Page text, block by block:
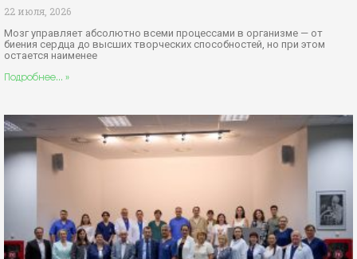
22 июля, 2026
Мозг управляет абсолютно всеми процессами в организме — от
биения сердца до высших творческих способностей, но при этом
остается наименее
Подробнее... »